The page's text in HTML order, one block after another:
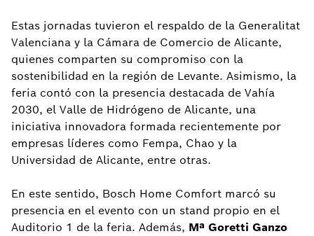
Estas jornadas tuvieron el respaldo de la Generalitat
Valenciana y la Cámara de Comercio de Alicante,
quienes comparten su compromiso con la
sostenibilidad en la región de Levante. Asimismo, la
feria contó con la presencia destacada de Vahía
2030, el Valle de Hidrógeno de Alicante, una
iniciativa innovadora formada recientemente por
empresas líderes como Fempa, Chao y la
Universidad de Alicante, entre otras.
En este sentido, Bosch Home Comfort marcó su
presencia en el evento con un stand propio en el
Auditorio 1 de la feria. Además, Mª Goretti Ganzo